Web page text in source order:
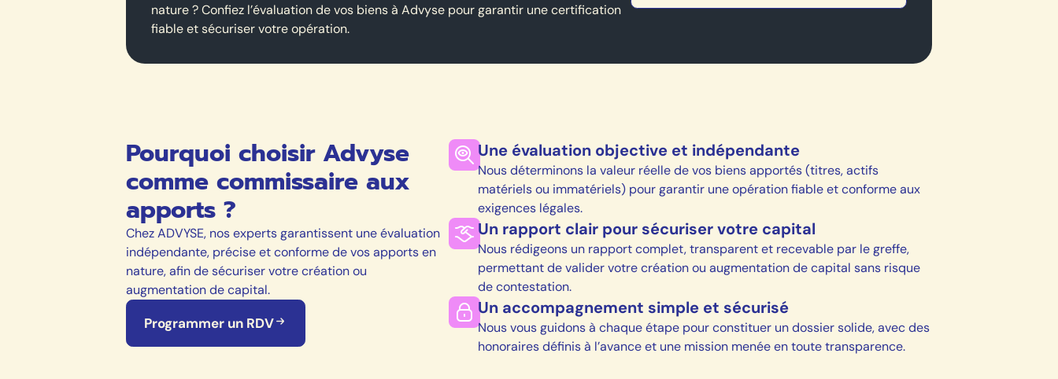
nature ? Confiez l’évaluation de vos biens à Advyse pour garantir une certification
fiable et sécuriser votre opération.
Pourquoi choisir Advyse
comme commissaire aux
apports ?
Chez ADVYSE, nos experts garantissent une évaluation
indépendante, précise et conforme de vos apports en
nature, afin de sécuriser votre création ou
augmentation de capital.
Programmer un RDV
Une évaluation objective et indépendante
Nous déterminons la valeur réelle de vos biens apportés (titres, actifs
matériels ou immatériels) pour garantir une opération fiable et conforme aux
exigences légales.
Un rapport clair pour sécuriser votre capital
Nous rédigeons un rapport complet, transparent et recevable par le greffe,
permettant de valider votre création ou augmentation de capital sans risque
de contestation.
Un accompagnement simple et sécurisé
Nous vous guidons à chaque étape pour constituer un dossier solide, avec des
honoraires définis à l’avance et une mission menée en toute transparence.